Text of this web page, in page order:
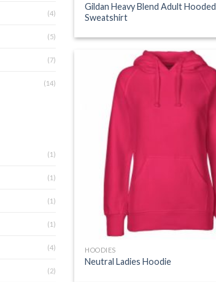
(4)
(5)
(7)
(14)
(1)
(1)
(1)
(1)
(4)
(2)
Gildan Heavy Blend Adult Hooded
Sweatshirt
HOODIES
Neutral Ladies Hoodie